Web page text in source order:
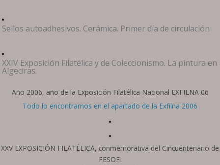
Sellos autoadhesivos. Cerámica. Primer día de circulación
XXIV Exposición Filatélica y de Coleccionismo. La pintura en
Algeciras.
Año 2006, año de la Exposición Filatélica Nacional EXFILNA 06
Todo lo encontramos en el apartado de la Exfilna 2006
XXV EXPOSICIÓN FILATÉLICA, conmemorativa del Cincuentenario de
FESOFI